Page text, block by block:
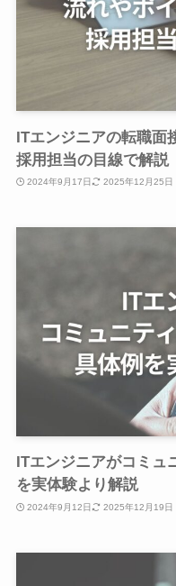
ITエンジニアの転職面
採用担当の目線で解説
2024年9月17日 2025年12月25日
ITエンジニアがコミュ
を実体験より解説
2024年9月12日 2025年12月19日